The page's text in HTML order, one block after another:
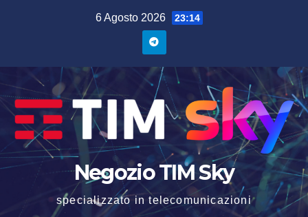
6 Agosto 2026 23:14
Negozio TIM Sky
specializzato in telecomunicazioni